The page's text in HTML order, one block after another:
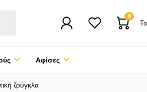
0
Αφίσες
ζούγκλα